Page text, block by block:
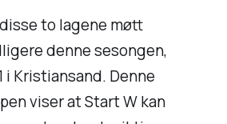
to lagene møtt
denne sesongen,
i Kristiansand. Denne
viser at Start W kan